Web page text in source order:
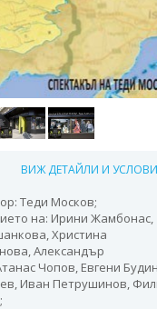
ВИЖ ДЕТАЙЛИ И
Теди Москов;
на: Ирини Жамбонас,
Христина
Александър
Чопов, Евгени
Иван Петрушинов,